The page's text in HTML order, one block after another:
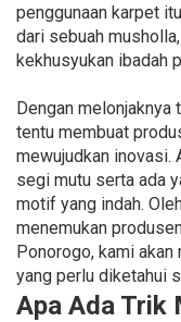
penggunaan karpet
dari sebuah
kekhusyukan ibadah
Dengan melonjaknya
tentu membuat
mewujudkan inovasi.
segi mutu serta ada
motif yang indah.
menemukan
Ponorogo, kami
yang perlu diketahui
Apa Ada Trik